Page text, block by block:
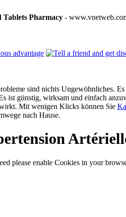
Tablets Pharmacy -
sind nichts Ungewöhnliches.
ist günstig, wirksam und einfach
Mit wenigen Klicks können Sie
nach Hause.
please enable Cookies in your